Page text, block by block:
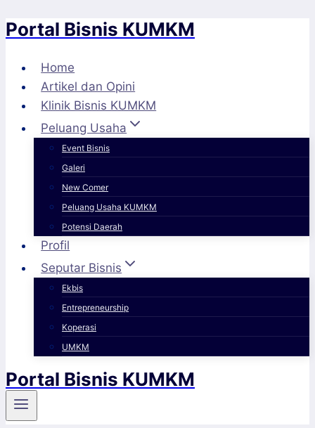
Skip
content
Portal Bisnis KUMKM
Home
Artikel dan Opini
Klinik Bisnis KUMKM
Peluang Usaha
Event Bisnis
Galeri
New Comer
Peluang Usaha KUMKM
Potensi Daerah
Profil
Seputar Bisnis
Ekbis
Entrepreneurship
Koperasi
UMKM
Portal Bisnis KUMKM